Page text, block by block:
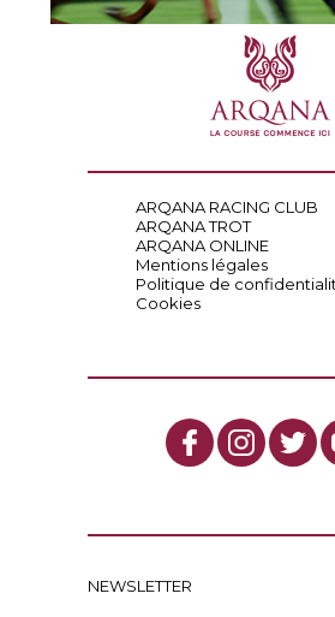
ARQANA RACING CLUB
ARQANA TROT
ARQANA ONLINE
Mentions légales
Politique de
Cookies
NEWSLETTER